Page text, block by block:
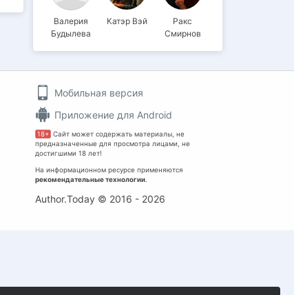
Валерия
Будылева
Катэр Вэй
Ракс
Смирнов
Мобильная версия
Приложение для Android
18+ Сайт может содержать материалы, не
предназначенные для просмотра лицами, не
достигшими 18 лет!
На информационном ресурсе применяются
рекомендательные технологии.
Author.Today © 2016 - 2026